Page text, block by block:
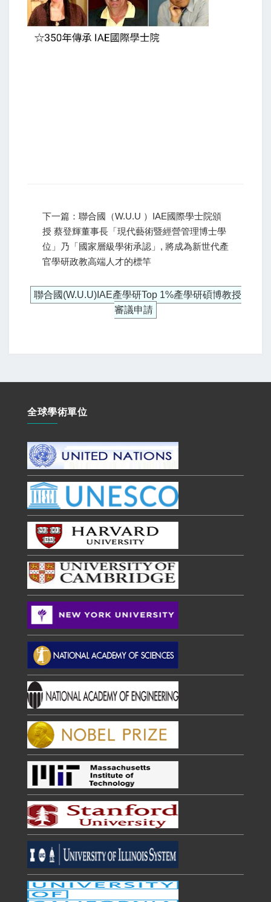
下一篇：聯合國（W.U.U ）IAE國際學士院頒
授 蔡登輝董事長「現代藝術暨經營管理博士學
位」乃「國家層級學術承認」, 將成為新世代產
官學研政教高端人才的標竿
聯合國(W.U.U)IAE產學研Top 1%產學研碩博教授
審議申請
全球學術單位